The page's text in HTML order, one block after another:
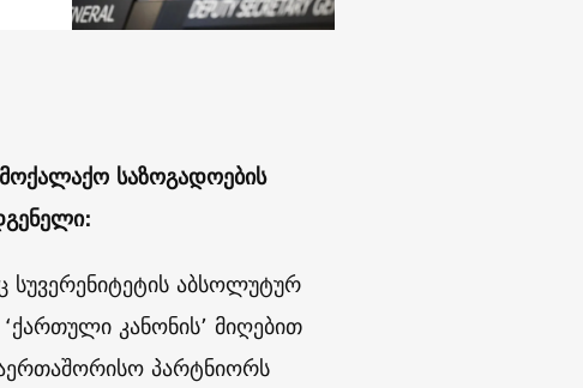
საზოგადოების
აბსოლუტურ
კანონის’ მიღებით
პარტნიორს